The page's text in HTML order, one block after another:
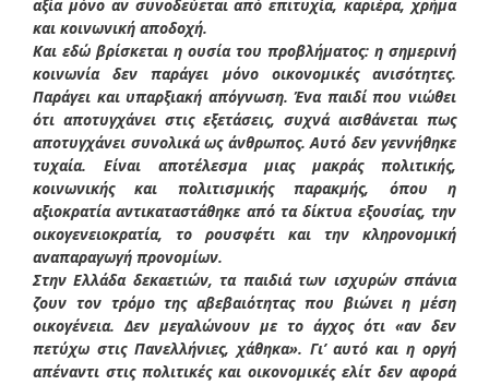
αξία μόνο αν συνοδεύεται από επιτυχία, καριέρα, χρήμα
και κοινωνική αποδοχή.
Και εδώ βρίσκεται η ουσία του προβλήματος: η σημερινή
κοινωνία δεν παράγει μόνο οικονομικές ανισότητες.
Παράγει και υπαρξιακή απόγνωση. Ένα παιδί που νιώθει
ότι αποτυγχάνει στις εξετάσεις, συχνά αισθάνεται πως
αποτυγχάνει συνολικά ως άνθρωπος. Αυτό δεν γεννήθηκε
τυχαία. Είναι αποτέλεσμα μιας μακράς πολιτικής,
κοινωνικής και πολιτισμικής παρακμής, όπου η
αξιοκρατία αντικαταστάθηκε από τα δίκτυα εξουσίας, την
οικογενειοκρατία, το ρουσφέτι και την κληρονομική
αναπαραγωγή προνομίων.
Στην Ελλάδα δεκαετιών, τα παιδιά των ισχυρών σπάνια
ζουν τον τρόμο της αβεβαιότητας που βιώνει η μέση
οικογένεια. Δεν μεγαλώνουν με το άγχος ότι «αν δεν
πετύχω στις Πανελλήνιες, χάθηκα». Γι’ αυτό και η οργή
απέναντι στις πολιτικές και οικονομικές ελίτ δεν αφορά